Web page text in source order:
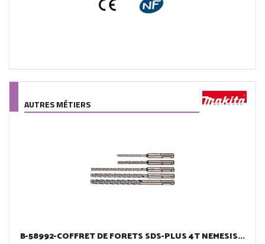
AUTRES MÉTIERS
B-58992-COFFRET DE FORETS SDS-PLUS 4T NEMESIS...